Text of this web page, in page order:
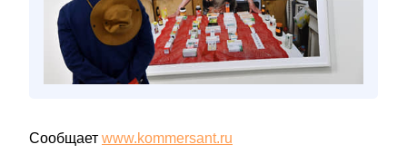
Сообщает www.kommersant.ru